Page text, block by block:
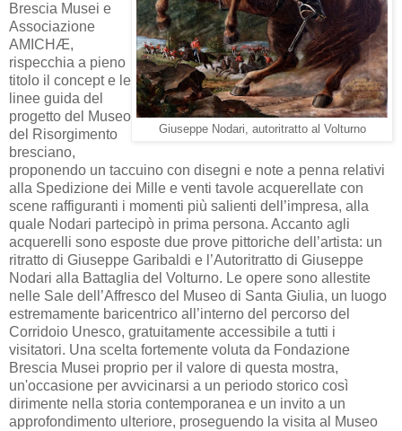
Giuseppe Nodari, autoritratto al Volturno
Brescia Musei e
Associazione
AMICHÆ,
rispecchia a pieno
titolo il concept e le
linee guida del
progetto del Museo
del Risorgimento
bresciano,
proponendo un taccuino con disegni e note a penna relativi
alla Spedizione dei Mille e venti tavole acquerellate con
scene raffiguranti i momenti più salienti dell’impresa, alla
quale Nodari partecipò in prima persona. Accanto agli
acquerelli sono esposte due prove pittoriche dell’artista: un
ritratto di Giuseppe Garibaldi e l’Autoritratto di Giuseppe
Nodari alla Battaglia del Volturno. Le opere sono allestite
nelle Sale dell’Affresco del Museo di Santa Giulia, un luogo
estremamente baricentrico all’interno del percorso del
Corridoio Unesco, gratuitamente accessibile a tutti i
visitatori. Una scelta fortemente voluta da Fondazione
Brescia Musei proprio per il valore di questa mostra,
un'occasione per avvicinarsi a un periodo storico così
dirimente nella storia contemporanea e un invito a un
approfondimento ulteriore, proseguendo la visita al Museo